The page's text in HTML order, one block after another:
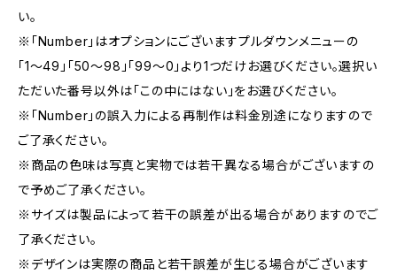
い。
※「Number」はオプションにございますプルダウンメニューの
「1〜49」「50〜98」「99〜0」より1つだけお選びください。選択い
ただいた番号以外は「この中にはない」をお選びください。
※「Number」の誤入力による再制作は料金別途になりますので
ご了承ください。
※商品の色味は写真と実物では若干異なる場合がございますの
で予めご了承ください。
※サイズは製品によって若干の誤差が出る場合がありますのでご
了承ください。
※デザインは実際の商品と若干誤差が生じる場合がございます